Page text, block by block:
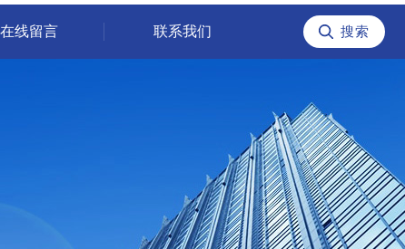
在线留言 联系我们